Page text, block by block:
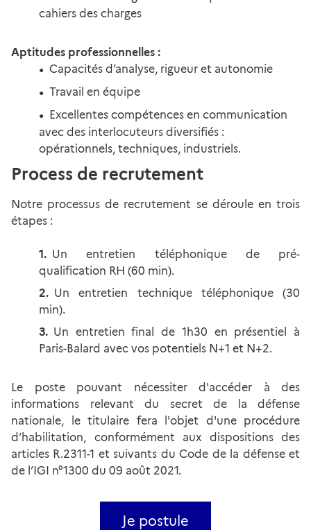
cahiers des charges
Aptitudes professionnelles :
Capacités d’analyse, rigueur et autonomie
Travail en équipe
Excellentes compétences en communication
avec des interlocuteurs diversifiés :
opérationnels, techniques, industriels.
Process de recrutement
Notre processus de recrutement se déroule en trois
étapes :
Un entretien téléphonique de pré-
qualification RH (60 min).
Un entretien technique téléphonique (30
min).
Un entretien final de 1h30 en présentiel à
Paris-Balard avec vos potentiels N+1 et N+2.
Le poste pouvant nécessiter d'accéder à des
informations relevant du secret de la défense
nationale, le titulaire fera l'objet d'une procédure
d’habilitation, conformément aux dispositions des
articles R.2311-1 et suivants du Code de la défense et
de l’IGI n°1300 du 09 août 2021.
Je postule